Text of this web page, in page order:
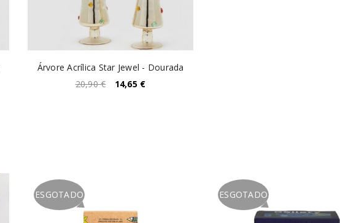
Árvore Acrílica Star Jewel - Dourada
20,90€ 14,65 €
ESGOTADO ESGOTADO